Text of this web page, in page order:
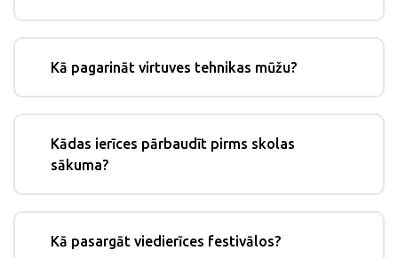
Kā pagarināt virtuves tehnikas mūžu?
Kādas ierīces pārbaudīt pirms skolas
sākuma?
Kā pasargāt viedierīces festivālos?